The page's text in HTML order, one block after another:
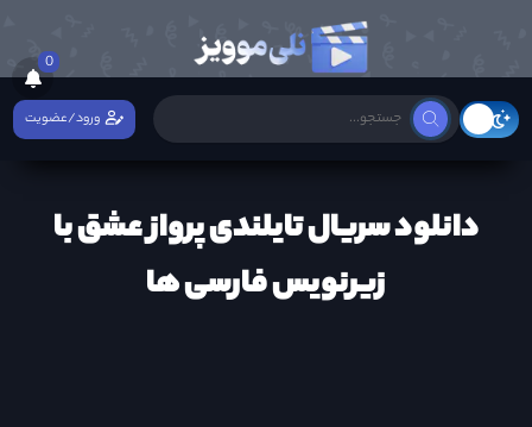
0
ورود/عضویت
دانلود سریال تایلندی پرواز عشق با
زیرنویس فارسی ها